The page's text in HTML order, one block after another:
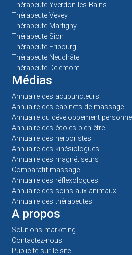
Thérapeute Yverdon-les-Bains
Thérapeute Vevey
Thérapeute Martigny
Thérapeute Sion
Thérapeute Fribourg
Thérapeute Neuchâtel
Thérapeute Delémont
Médias
Annuaire des acupuncteurs
Annuaire des cabinets de massage
Annuaire du développement personnel
Annuaire des écoles bien-être
Annuaire des herboristes
Annuaire des kinésiologues
Annuaire des magnétiseurs
Comparatif massage
Annuaire des réflexologues
Annuaire des soins aux animaux
Annuaire des thérapeutes
A propos
Solutions marketing
Contactez-nous
Publicité sur le site